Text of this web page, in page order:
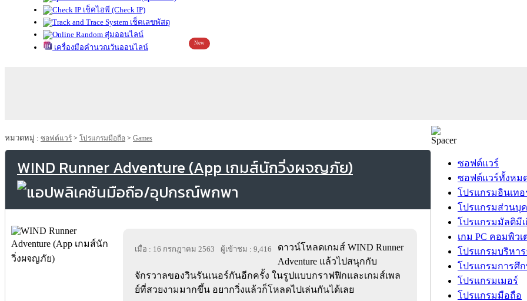
เช็คไอพี (Check IP)
เช็คเลขพัสดุ
สุ่มออนไลน์
เครื่องมือคำนวณวันออนไลน์
New
หมวดหมู่ : ซอฟต์แวร์ > โปรแกรมมือถือ > Games
WIND Runner Adventure (App เกมส์นักวิ่งผจญภัย)
เมื่อ : 16 กรกฎาคม 2563 ผู้เข้าชม : 9,416
ดาวน์โหลดเกมส์ WIND Runner
Adventure แล้วไปสนุกกับ
จักรวาลของวินรันเนอร์กันอีกครั้ง ในรูปแบบกราฟฟิกและเกมส์เพล
ย์ที่สวยงามมากขึ้น อยากวิ่งแล้วก็โหลดไปเล่นกันได้เลย
ซอฟต์แวร์
ซอฟต์แวร์ทั้งหม
โปรแกรมอินเทอ
โปรแกรมส่วนบุ
โปรแกรมมัลติมีเ
เกม PC คอมพิวเ
โปรแกรมบริหา
โปรแกรมการศึ
โปรแกรมเมอร์
โปรแกรมมือถือ